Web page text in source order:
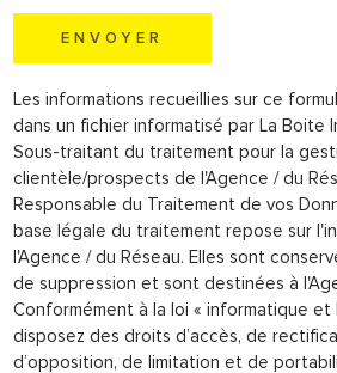
ENVOYER
Les informations recueillies sur ce
dans un fichier informatisé par La Boite
Sous-traitant du traitement pour la
clientèle/prospects de l'Agence / du
Responsable du Traitement de vos
base légale du traitement repose sur
l'Agence / du Réseau. Elles sont
de suppression et sont destinées à
Conformément à la loi « informatique et
disposez des droits d’accès, de
d’opposition, de limitation et de